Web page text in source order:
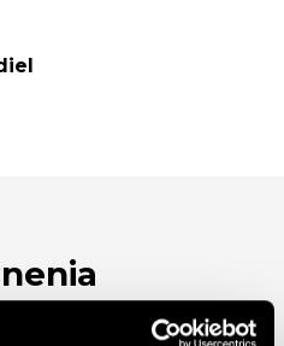
certifikát AAA Highest